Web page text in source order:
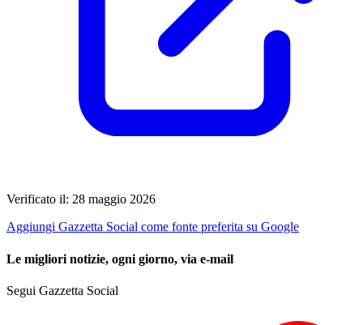
Verificato il: 28 maggio 2026
Aggiungi Gazzetta Social come fonte preferita su Google
Le migliori notizie, ogni giorno, via e-mail
Segui Gazzetta Social